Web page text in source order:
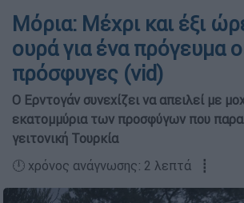
Μόρια: Μέχρι και έξι
ουρά για ένα πρόγευμα
πρόσφυγες (vid)
O Ερντογάν συνεχίζει να απειλεί με
εκατομμύρια των προσφύγων που
γειτονική Τουρκία
🕛 χρόνος ανάγνωσης: 2 λεπτά ┋